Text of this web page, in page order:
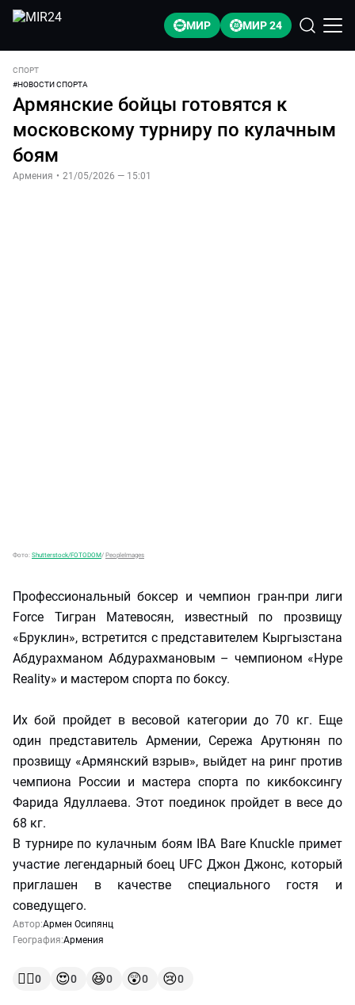
МИР МИР 24
СПОРТ
#НОВОСТИ СПОРТА
Армянские бойцы готовятся к
московскому турниру по кулачным
боям
Армения • 21/05/2026 — 15:01
Фото: Shutterstock/FOTODOM/ PeopleImages
Профессиональный боксер и чемпион гран-при лиги
Force Тигран Матевосян, известный по прозвищу
«Бруклин», встретится с представителем Кыргызстана
Абдурахманом Абдурахмановым – чемпионом «Hype
Reality» и мастером спорта по боксу.
Их бой пройдет в весовой категории до 70 кг. Еще
один представитель Армении, Сережа Арутюнян по
прозвищу «Армянский взрыв», выйдет на ринг против
чемпиона России и мастера спорта по кикбоксингу
Фарида Ядуллаева. Этот поединок пройдет в весе до
68 кг.
В турнире по кулачным боям IBA Bare Knuckle примет
участие легендарный боец UFC Джон Джонс, который
приглашен в качестве специального гостя и
соведущего.
Автор:Армен Осипянц
География:Армения
👍🏻0 😍0 😆0 😲0 😢0